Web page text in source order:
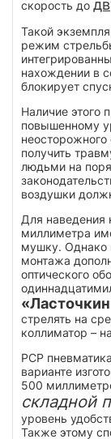
скорость до
Такой
режим
нахождении в
блокирует
Наличие этого
повышенному
получить
людьми на
воздушки
Для наведения
миллиметра
мушку. Однако
монтажа
оптического
стрелять на
коллиматор –
РСР
варианте
500
складной
уровень
Также этому